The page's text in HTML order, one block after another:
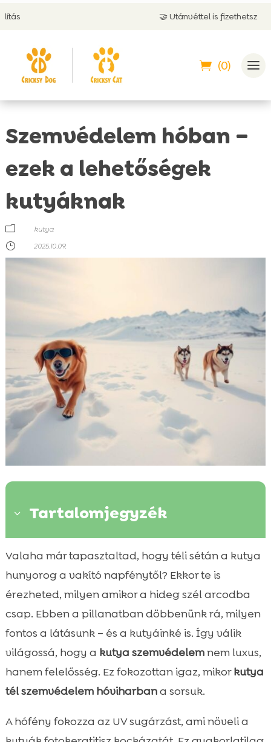
🤝 Utánvéttel is fizethetsz
(0)
Szemvédelem hóban –
ezek a lehetőségek
kutyáknak
m
kutya
}
2025.10.09.
3 Tartalomjegyzék
 Miért fontos a szemvédelem télen a
kutyáknál
 A leggyakoribb téli szemproblémák
kutya tél szemvédelem hóviharban
Szemvédő szemüvegek és
védőszemüvegek kutyáknak

Természetes akadályok és ruházat mint
kiegészítő védelem
Táplálkozás és immunrendszer: belülről
Valaha már tapasztaltad, hogy téli sétán a kutya
hunyorog a vakító napfénytől? Ekkor te is
érezheted, milyen amikor a hideg szél arcodba
csap. Ebben a pillanatban döbbenünk rá, milyen
fontos a látásunk – és a kutyáinké is. Így válik
világossá, hogy a kutya szemvédelemnem luxus,
hanem felelősség. Ez fokozottan igaz, mikorkutya
tél szemvédelem hóviharbana sorsuk.
A hófény fokozza az UV sugárzást, ami növeli a